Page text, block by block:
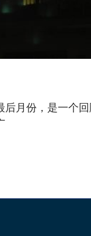
后月份，是一个